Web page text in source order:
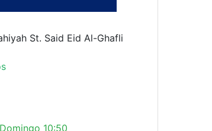
St. Said Eid Al-Ghafli
Domingo 10:50